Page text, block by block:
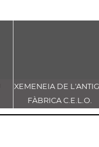
XEMENEIA DE
FÀBRICA C.E.L.O.